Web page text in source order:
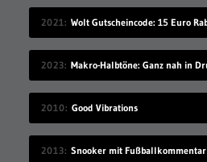
2021
2023
2010 Good Vibrations
2013 Snooker mit Fußballkommentar